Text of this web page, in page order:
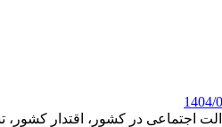
اجتماعی در کشور، اقتدار